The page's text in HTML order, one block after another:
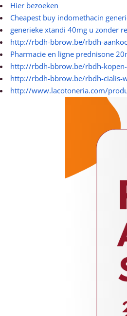
Hier bezoeken
Cheapest buy indomethacin
generieke xtandi 40mg u zonder
http://rbdh-bbrow.be/rbdh-
Pharmacie en ligne prednisone
http://rbdh-bbrow.be/rbdh-
http://rbdh-bbrow.be/rbdh-cialis-
http://www.lacotoneria.com/